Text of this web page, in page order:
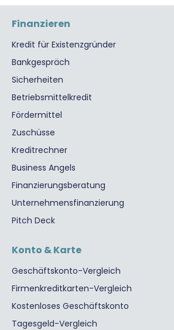
Finanzieren
Kredit für Existenzgründer
Bankgespräch
Sicherheiten
Betriebsmittelkredit
Fördermittel
Zuschüsse
Kreditrechner
Business Angels
Finanzierungsberatung
Unternehmensfinanzierung
Pitch Deck
Konto & Karte
Geschäftskonto-Vergleich
Firmenkreditkarten-Vergleich
Kostenloses Geschäftskonto
Tagesgeld-Vergleich